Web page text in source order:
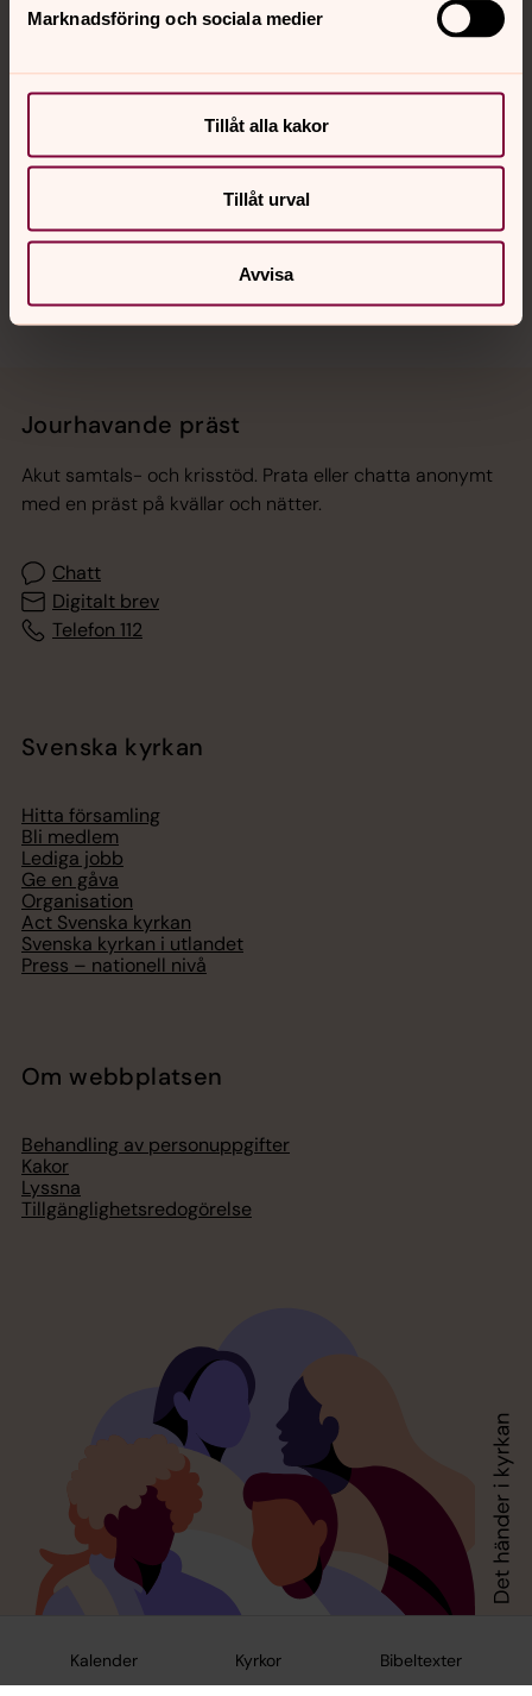
Marknadsföring och sociala medier
Tillåt alla kakor
Tillåt urval
Avvisa
Kalender Kyrkor Bibeltexter
Hitta snabbt
Sociala kanaler
Jourhavande präst
Akut samtals- och krisstöd. Prata eller chatta anonymt
med en präst på kvällar och nätter.
Chatt
Digitalt brev
Telefon 112
Svenska kyrkan
Hitta församling
Bli medlem
Lediga jobb
Ge en gåva
Organisation
Act Svenska kyrkan
Svenska kyrkan i utlandet
Press – nationell nivå
Om webbplatsen
Behandling av personuppgifter
Kakor
Lyssna
Tillgänglighetsredogörelse